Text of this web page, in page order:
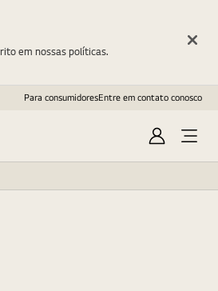
Para consumidoresEntre em contato conosco
EntrarOpen
Menu
em nossas políticas.